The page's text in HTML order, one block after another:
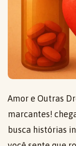
Amor e Outras
marcantes!
busca histórias